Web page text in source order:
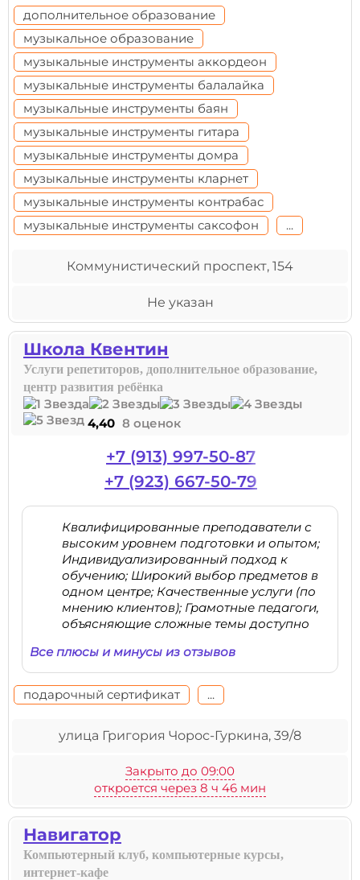
дополнительное образование
музыкальное образование
музыкальные инструменты аккордеон
музыкальные инструменты балалайка
музыкальные инструменты баян
музыкальные инструменты гитара
музыкальные инструменты домра
музыкальные инструменты кларнет
музыкальные инструменты контрабас
музыкальные инструменты саксофон
...
Коммунистический проспект, 154
Не указан
Школа Квентин
Услуги репетиторов, дополнительное образование,
центр развития ребёнка
4,40 8 оценок
+7 (913) 997-50-87
+7 (923) 667-50-79
Квалифицированные преподаватели с
высоким уровнем подготовки и опытом;
Индивидуализированный подход к
обучению; Широкий выбор предметов в
одном центре; Качественные услуги (по
мнению клиентов); Грамотные педагоги,
объясняющие сложные темы доступно
Все плюсы и минусы из отзывов
подарочный сертификат ...
улица Григория Чорос-Гуркина, 39/8
Закрыто до 09:00
откроется через 8 ч 46 мин
Навигатор
Компьютерный клуб, компьютерные курсы,
интернет-кафе